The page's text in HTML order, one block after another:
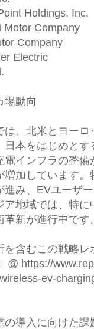
Holdings, Inc.
Motor Company
Company
Electric
場動向
は、北米とヨー
日本をはじめと
電インフラの整
増加しています
進み、EVユーザ
ア地域では、特
革新が進行中です
を含むこの戦略
@ https://
ev-
の導入に向けた課